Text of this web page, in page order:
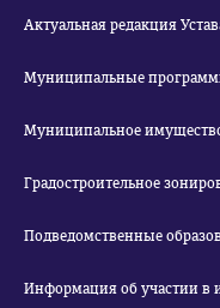
Актуальная редакция
Муниципальные
Муниципальное
Градостроительное
Подведомственные
Информация об участии в